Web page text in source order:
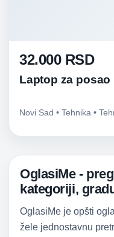
32.000 RSD
Laptop za posao
Novi Sad • Tehnika •
OglasiMe -
kategoriji,
OglasiMe je opšti
žele jednostavnu